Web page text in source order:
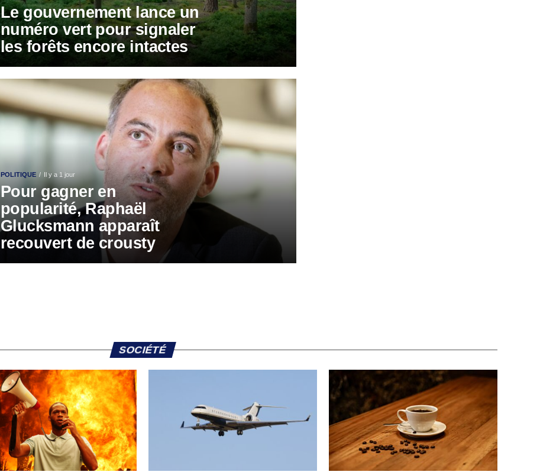
Le gouvernement lance un
numéro vert pour signaler
les forêts encore intactes
POLITIQUE Il y a 1 jour
Pour gagner en
popularité, Raphaël
Glucksmann apparaît
recouvert de crousty
SOCIÉTÉ